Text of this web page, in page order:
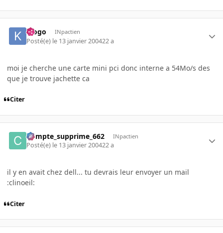
klogo INpactien
Posté(e) le 13 janvier 200422 a
moi je cherche une carte mini pci donc interne a 54Mo/s des
que je trouve jachette ca
Citer
Compte_supprime_662 INpactien
Posté(e) le 13 janvier 200422 a
il y en avait chez dell... tu devrais leur envoyer un mail
:clinoeil:
Citer